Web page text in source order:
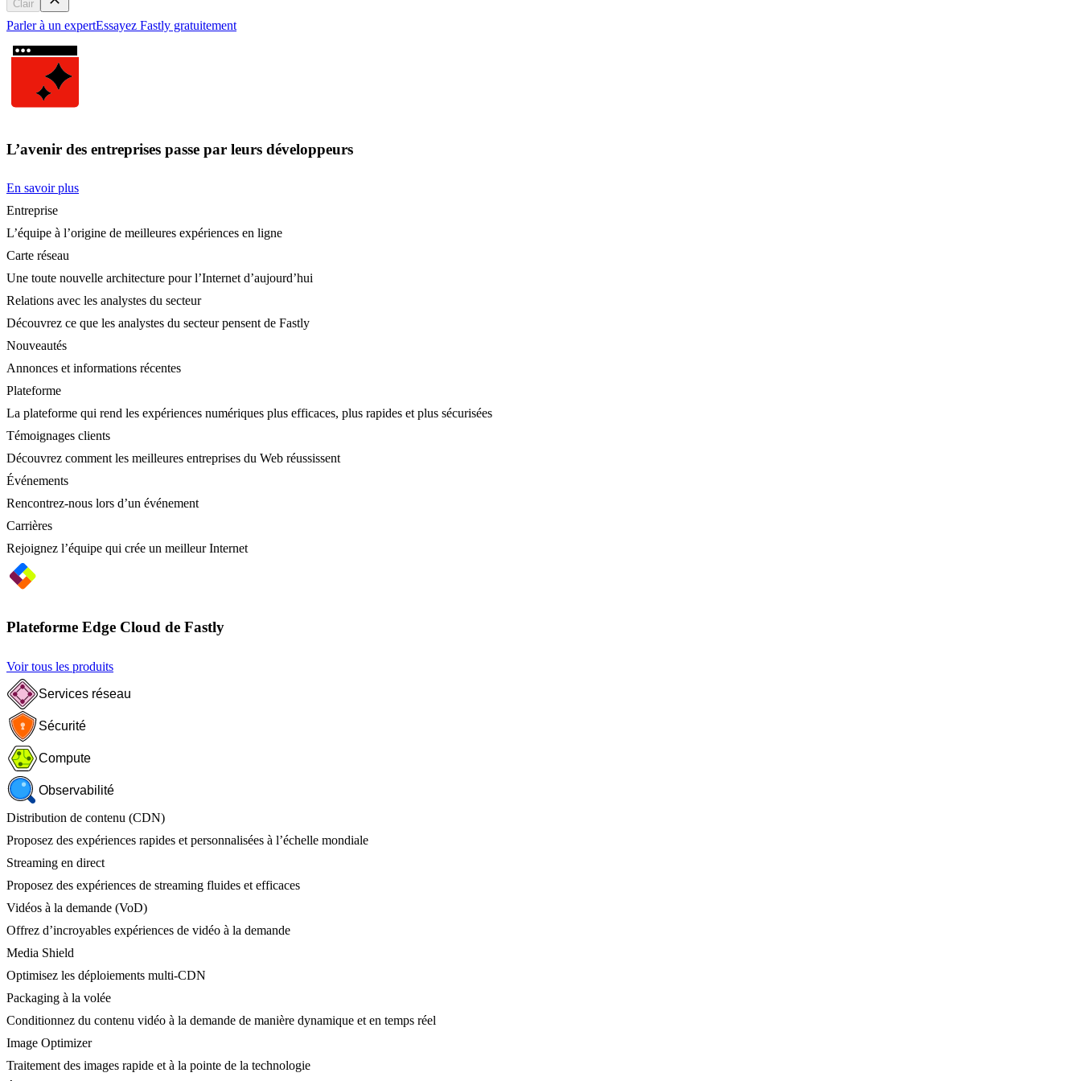
Clair
Parler à un expertEssayez Fastly gratuitement
L’avenir des entreprises passe par leurs développeurs
En savoir plus
Entreprise
L’équipe à l’origine de meilleures expériences en ligne
Carte réseau
Une toute nouvelle architecture pour l’Internet d’aujourd’hui
Relations avec les analystes du secteur
Découvrez ce que les analystes du secteur pensent de Fastly
Nouveautés
Annonces et informations récentes
Plateforme
La plateforme qui rend les expériences numériques plus efficaces, plus rapides et plus sécurisées
Témoignages clients
Découvrez comment les meilleures entreprises du Web réussissent
Événements
Rencontrez-nous lors d’un événement
Carrières
Rejoignez l’équipe qui crée un meilleur Internet
Plateforme Edge Cloud de Fastly
Voir tous les produits
Services réseau
Sécurité
Compute
Observabilité
Distribution de contenu (CDN)
Proposez des expériences rapides et personnalisées à l’échelle mondiale
Streaming en direct
Proposez des expériences de streaming fluides et efficaces
Vidéos à la demande (VoD)
Offrez d’incroyables expériences de vidéo à la demande
Media Shield
Optimisez les déploiements multi-CDN
Packaging à la volée
Conditionnez du contenu vidéo à la demande de manière dynamique et en temps réel
Image Optimizer
Traitement des images rapide et à la pointe de la technologie